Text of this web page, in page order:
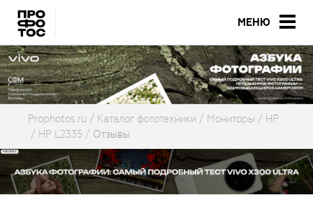
МЕНЮ
Prophotos.ru Каталог фототехники Мониторы
HP
HP L2335
Отзывы